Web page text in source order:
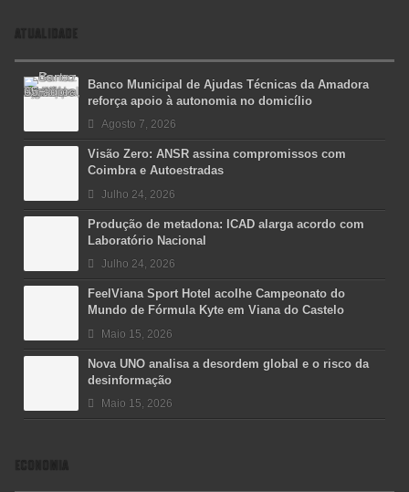
ATUALIDADE
Banco Municipal de Ajudas Técnicas da Amadora
reforça apoio à autonomia no domicílio
Agosto 7, 2026
Visão Zero: ANSR assina compromissos com
Coimbra e Autoestradas
Julho 24, 2026
Produção de metadona: ICAD alarga acordo com
Laboratório Nacional
Julho 24, 2026
FeelViana Sport Hotel acolhe Campeonato do
Mundo de Fórmula Kyte em Viana do Castelo
Maio 15, 2026
Nova UNO analisa a desordem global e o risco da
desinformação
Maio 15, 2026
ECONOMIA